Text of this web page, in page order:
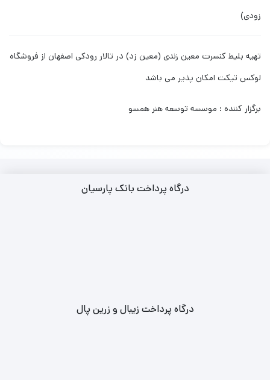
زودی)
تهیه بلیط کنسرت معین زندی (معین زد) در تالار رودکی اصفهان از فروشگاه
لوکس تیکت امکان پذیر می باشد
برگزار کننده : موسسه توسعه هنر همسو
درگاه پرداخت بانک پارسیان
درگاه پرداخت زیبال و زرین پال